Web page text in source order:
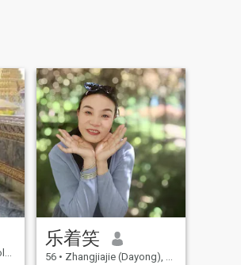
乐着笑
56 • Zhangjiajie (Dayong), Hunan, Volksrep. China